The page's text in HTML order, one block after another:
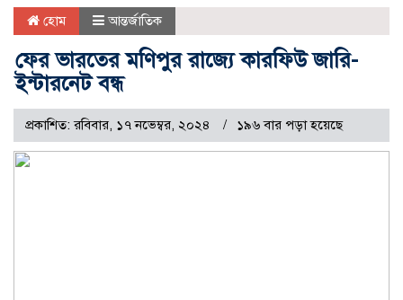
হোম আন্তর্জাতিক
ফের ভারতের মণিপুর রাজ্যে কারফিউ জারি-
ইন্টারনেট বন্ধ
প্রকাশিত: রবিবার, ১৭ নভেম্বর, ২০২৪ ১৯৬ বার পড়া হয়েছে